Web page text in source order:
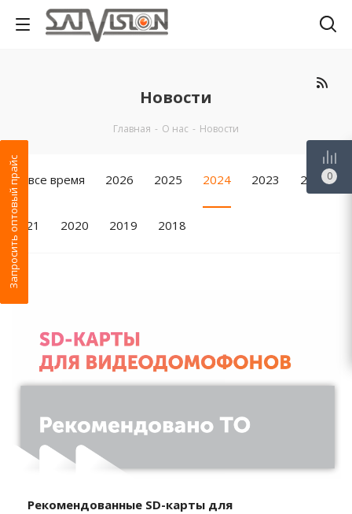
Новости
Главная - О нас - Новости
За все время 2026 2025 2024 2023 2022
2021 2020 2019 2018
Рекомендованные SD-карты для
Запросить оптовый прайс 0